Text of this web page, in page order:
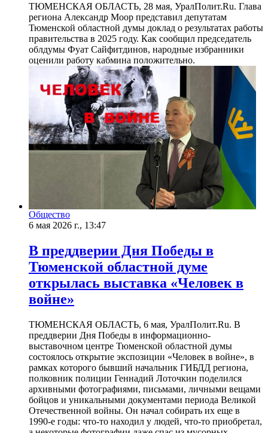
ТЮМЕНСКАЯ ОБЛАСТЬ, 28 мая, УралПолит.Ru. Глава
региона Александр Моор представил депутатам
Тюменской областной думы доклад о результатах работы
правительства в 2025 году. Как сообщил председатель
облдумы Фуат Сайфитдинов, народные избранники
оценили работу кабмина положительно.
Общество
6 мая 2026 г., 13:47
В преддверии Дня Победы в
Тюменской областной думе
открылась выставка «Человек в
войне»
ТЮМЕНСКАЯ ОБЛАСТЬ, 6 мая, УралПолит.Ru. В
преддверии Дня Победы в информационно-
выставочном центре Тюменской областной думы
состоялось открытие экспозиции «Человек в войне», в
рамках которого бывший начальник ГИБДД региона,
полковник полиции Геннадий Лоточкин поделился
архивными фотографиями, письмами, личными вещами
бойцов и уникальными документами периода Великой
Отечественной войны. Он начал собирать их еще в
1990-е годы: что-то находил у людей, что-то приобретал,